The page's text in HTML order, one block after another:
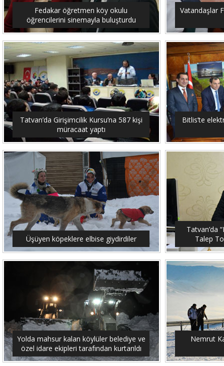
Fedakar öğretmen köy okulu
öğrencilerini sinemayla buluşturdu
Vatandaşlar
Tatvan’da Girişimcilik Kursu’na 587 kişi
müracaat yaptı
Bitlis’te
Üşüyen köpeklere elbise giydirdiler
Tatvan’da
Talep
Yolda mahsur kalan köylüler belediye ve
özel idare ekipleri tarafından kurtarıldı
Nemrut